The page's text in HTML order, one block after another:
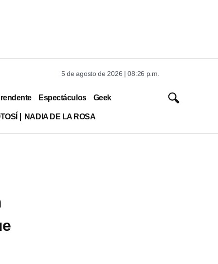
5 de agosto de 2026 | 08:26 p.m.
Espectáculos Geek
NADIA DE LA ROSA